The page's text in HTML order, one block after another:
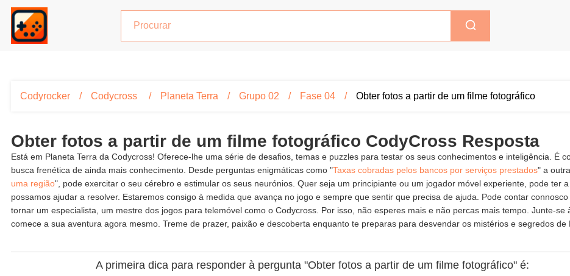
Codyrocker Codycross Planeta Terra Grupo 02 Fase 04 Obter fotos a partir de um filme fotográfico
Obter fotos a partir de um filme fotográfico CodyCross Resposta
Está em Planeta Terra da Codycross! Oferece-lhe uma série de desafios, temas e puzzles para testar os seus conhecimentos e inteligência. É
busca frenética de ainda mais conhecimento. Desde perguntas enigmáticas como "Taxas cobradas pelos bancos por serviços prestados" a
uma região", pode exercitar o seu cérebro e estimular os seus neurónios. Quer seja um principiante ou um jogador móvel experiente, pode ter
possamos ajudar a resolver. Estaremos consigo à medida que avança no jogo e sempre que sentir que precisa de ajuda. Pode contar
tornar um especialista, um mestre dos jogos para telemóvel como o Codycross. Por isso, não esperes mais e não percas mais tempo. Junte-
comece a sua aventura agora mesmo. Treme de prazer, paixão e descoberta enquanto te preparas para desvendar os mistérios e segredos de
A primeira dica para responder à pergunta "Obter fotos a partir de um filme fotográfico" é: